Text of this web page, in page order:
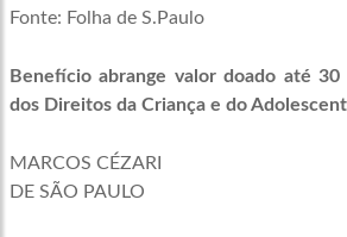
Fonte: Folha de S.Paulo
Benefício abrange valor doado até 30
dos Direitos da Criança e do
MARCOS CÉZARI
DE SÃO PAULO